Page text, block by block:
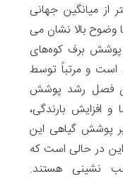
از میانگین جهانی
بالا نشان می
پوشش برف کوه‌های
است و مرتباً توسط
فصل رشد پوشش
افزایش بارندگی،
پوشش گیاهی این
این در حالی است که
نشینی هستند.